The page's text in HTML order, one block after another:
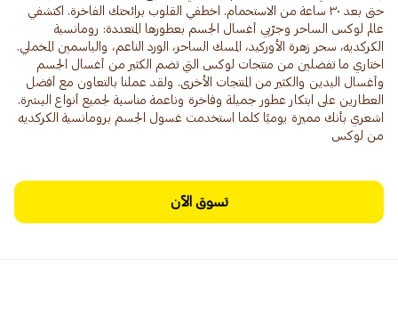
حتى بعد ٣٠ ساعة من الاستحمام. اخطفي القلوب برائحتك الفاخرة. اكتشفي
عالم لوكس الساحر وجرّبي أغسال الجسم بعطورها المتعددة: رومانسية
الكركديه، سحر زهرة الأوركيد، المسك الساحر، الورد الناعم، والياسمين المخملي.
اختاري ما تفضلين من منتجات لوكس التي تضم الكثير من أغسال الجسم
وأغسال اليدين والكثير من المنتجات الأخرى. ولقد عملنا بالتعاون مع أفضل
العطارين على ابتكار عطور جميلة وفاخرة وناعمة مناسبة لجميع أنواع البشرة.
اشعري بأنك مميزة يوميًا كلما استخدمت غسول الجسم برومانسية الكركديه
من لوكس
تسوق الآن